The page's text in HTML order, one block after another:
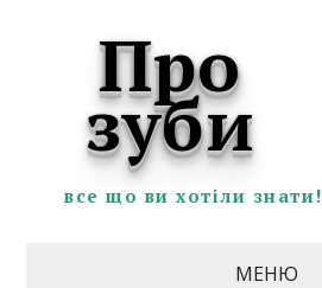
Про
зуби
все що ви хотіли знати!
МЕНЮ